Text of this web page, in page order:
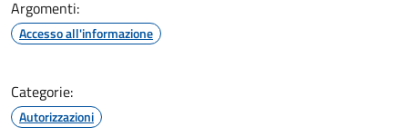
Argomenti:
Accesso all'informazione
Categorie:
Autorizzazioni